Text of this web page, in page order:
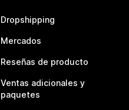
Dropshipping
Mercados
Reseñas de producto
Ventas adicionales y
paquetes